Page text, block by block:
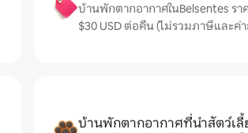
บ้านพักตากอากาศในBelsentes รา
$30 USD ต่อคืน (ไม่รวมภาษีและค่
บ้านพักตากอากาศที่นำสัตว์เลี้